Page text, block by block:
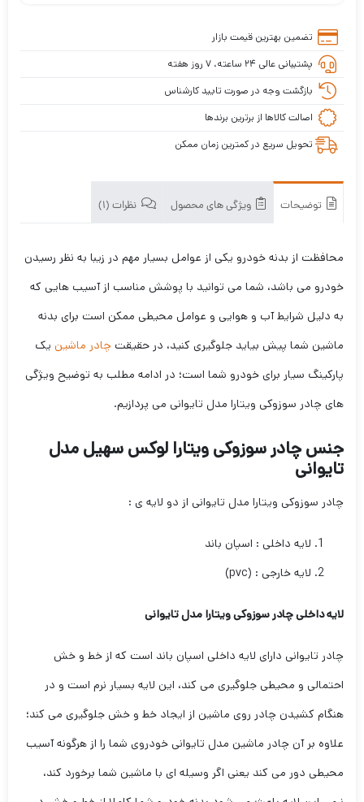
تضمین بهترین قیمت بازار
پشتیبانی عالی ۲۴ ساعته، ۷ روز هفته
بازگشت وجه در صورت تایید کارشناس
اصالت کالاها از برترین برندها
تحویل سریع در کمترین زمان ممکن
توضیحات ویژگی های محصول نظرات (1)
محافظت از بدنه خودرو یکی از عوامل بسیار مهم در زیبا به نظر رسیدن
خودرو می باشد، شما می توانید با پوشش مناسب از آسیب هایی که
به دلیل شرایط آب و هوایی و عوامل محیطی ممکن است برای بدنه
ماشین شما پیش بیاید جلوگیری کنید، در حقیقت چادر ماشین یک
پارکینگ سیار برای خودرو شما است؛ در ادامه مطلب به توضیح ویژگی
های چادر سوزوکی ویتارا مدل تایوانی می پردازیم.
جنس چادر سوزوکی ویتارا لوکس سهیل مدل
تایوانی
چادر سوزوکی ویتارا مدل تایوانی از دو لایه ی :
لایه داخلی : اسپان باند
لایه خارجی : (pvc)
لایه داخلی چادر سوزوکی ویتارا مدل تایوانی
چادر تایوانی دارای لایه داخلی اسپان باند است که از خط و خش
احتمالی و محیطی جلوگیری می کند، این لایه بسیار نرم است و در
هنگام کشیدن چادر روی ماشین از ایجاد خط و خش جلوگیری می کند؛
علاوه بر آن چادر ماشین مدل تایوانی خودروی شما را از هرگونه آسیب
محیطی دور می کند یعنی اگر وسیله ای با ماشین شما برخورد کند،